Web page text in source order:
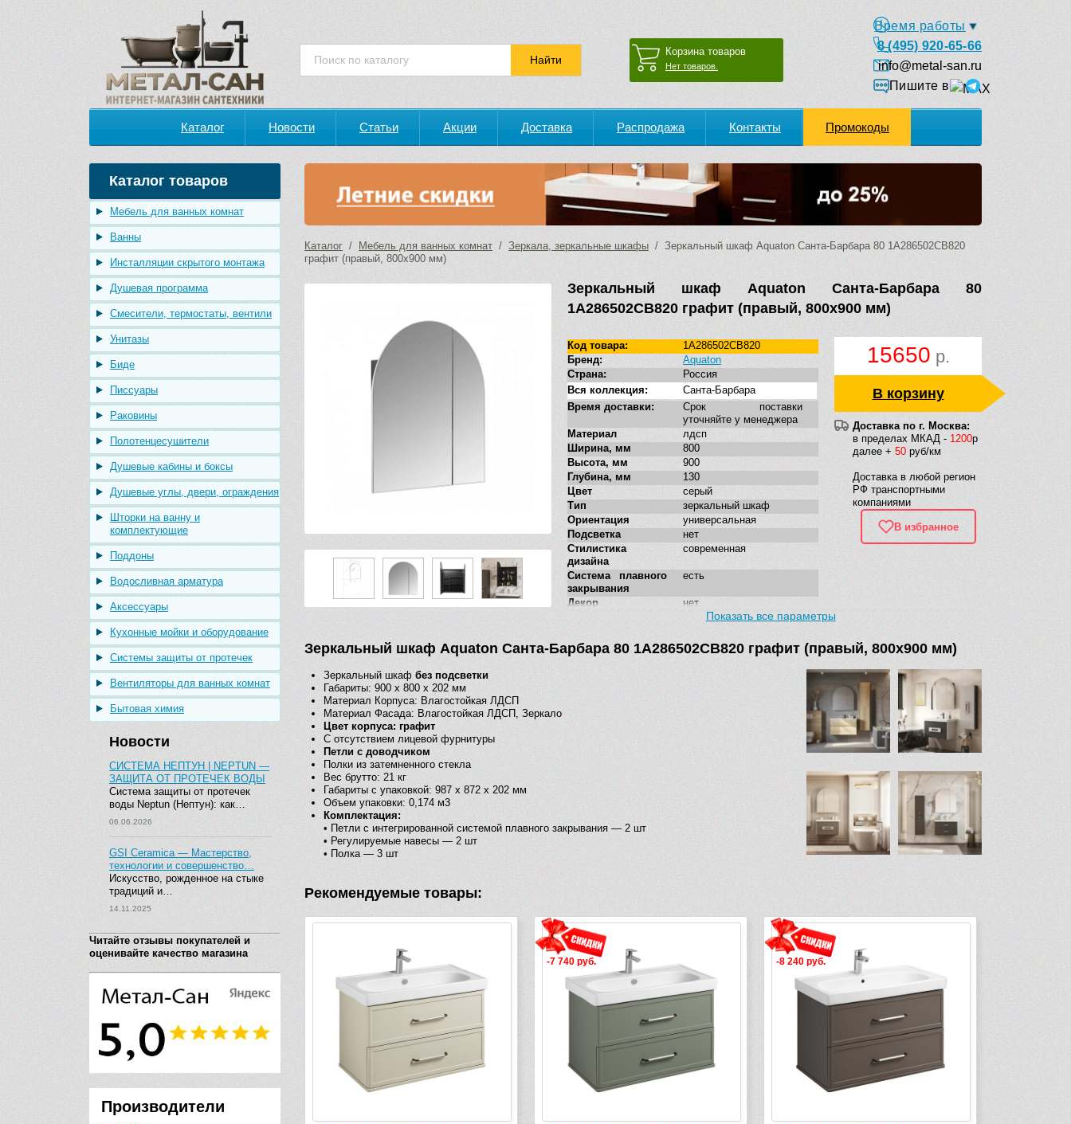
Корзина товаров
Нет товаров.
Время работы
8 (495) 920-65-66
info@metal-san.ru
Пишите в
Каталог Новости Статьи Акции Доставка Распродажа Контакты Промокоды
Каталог товаров
Мебель для ванных комнат
Ванны
Инсталляции скрытого монтажа
Душевая программа
Смесители, термостаты, вентили
Унитазы
Биде
Писсуары
Раковины
Полотенцесушители
Душевые кабины и боксы
Душевые углы, двери, ограждения
Шторки на ванну и
комплектующие
Поддоны
Водосливная арматура
Аксессуары
Кухонные мойки и оборудование
Системы защиты от протечек
Вентиляторы для ванных комнат
Бытовая химия
Новости
СИСТЕМА НЕПТУН | NEPTUN —
ЗАЩИТА ОТ ПРОТЕЧЕК ВОДЫ
Система защиты от протечек
воды Neptun (Нептун): как…
06.06.2026
GSI Ceramica — Мастерство,
технологии и совершенство…
Искусство, рожденное на стыке
традиций и…
14.11.2025
Читайте отзывы покупателей и
оценивайте качество магазина
Производители
Каталог / Мебель для ванных комнат / Зеркала, зеркальные шкафы / Зеркальный шкаф Aquaton Санта-Барбара 80 1A286502CB820
графит (правый, 800х900 мм)
Зеркальный шкаф Aquaton Санта-Барбара 80
1A286502CB820 графит (правый, 800х900 мм)
15650 р.
В корзину
Доставка по г. Москва:
в пределах МКАД - 1200р
далее + 50 руб/км
Доставка в любой регион
РФ транспортными
компаниями
В избранное
Код товара:
1A286502CB820
Бренд:
Aquaton
Страна:
Россия
Вся коллекция:
Санта-Барбара
Время доставки:
Срок поставки
уточняйте у менеджера
Материал
лдсп
Ширина, мм
800
Высота, мм
900
Глубина, мм
130
Цвет
серый
Тип
зеркальный шкаф
Ориентация
универсальная
Подсветка
нет
Стилистика
дизайна
современная
Система плавного
закрывания
есть
Декор
нет
Показать все параметры
Зеркальный шкаф Aquaton Санта-Барбара 80 1A286502CB820 графит (правый, 800х900 мм)
Зеркальный шкаф без подсветки
Габариты: 900 х 800 х 202 мм
Материал Корпуса: Влагостойкая ЛДСП
Материал Фасада: Влагостойкая ЛДСП, Зеркало
Цвет корпуса: графит
С отсутствием лицевой фурнитуры
Петли с доводчиком
Полки из затемненного стекла
Вес брутто: 21 кг
Габариты с упаковкой: 987 х 872 х 202 мм
Объем упаковки: 0,174 м3
Комплектация:
• Петли с интегрированной системой плавного закрывания — 2 шт
• Регулируемые навесы — 2 шт
• Полка — 3 шт
Рекомендуемые товары:
-7 740 руб. -8 240 руб.